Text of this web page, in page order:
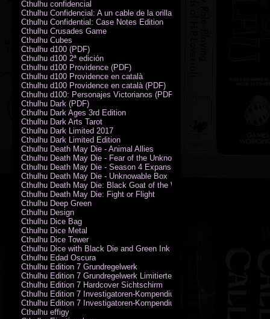
Cthulhu confidencial
Cthulhu Confidencial: A un cable de la orilla (PDF)
Cthulhu Confidential: Case Notes Edition
Cthulhu Crusades Game
Cthulhu Cubes
Cthulhu d100 (PDF)
Cthulhu d100 2ª edición
Cthulhu d100 Providence (PDF)
Cthulhu d100 Providence en català
Cthulhu d100 Providence en català (PDF)
Cthulhu d100: Personajes Victorianos (PDF)
Cthulhu Dark (PDF)
Cthulhu Dark Ages 3rd Edition
Cthulhu Dark Arts Tarot
Cthulhu Dark Limited 2017
Cthulhu Dark Limited Edition
Cthulhu Death May Die - Animal Allies
Cthulhu Death May Die - Fear of the Unknown
Cthulhu Death May Die - Season 4 Expansion
Cthulhu Death May Die - Unknowable Box
Cthulhu Death May Die: Black Goat of the Woods
Cthulhu Death May Die: Fight or Flight
Cthulhu Deep Green
Cthulhu Design
Cthulhu Dice Bag
Cthulhu Dice Metal
Cthulhu Dice Tower
Cthulhu Dice with Black Die and Green Ink
Cthulhu Edad Oscura
Cthulhu Edition 7 Grundregelwerk
Cthulhu Edition 7 Grundregelwerk Limitierte Edition
Cthulhu Edition 7 Hardcover Sichtschirm
Cthulhu Edition 7 Investigatoren-Kompendium
Cthulhu Edition 7 Investigatoren-Kompendium Limitierte Edition
Cthulhu effigy